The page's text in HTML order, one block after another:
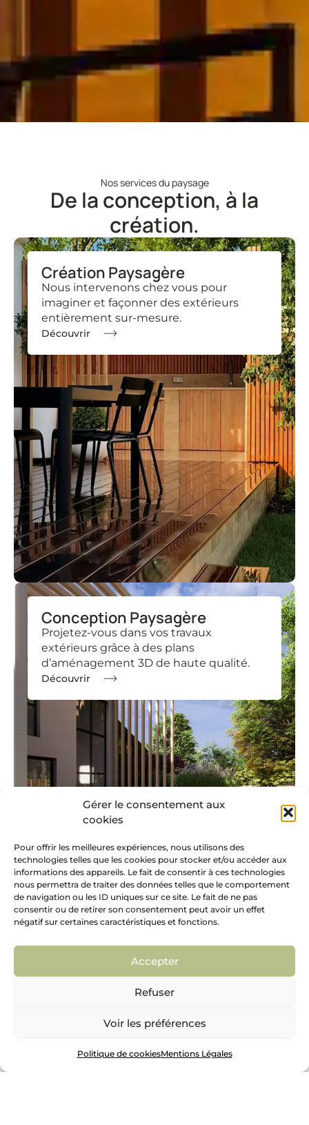
Gérer le consentement aux
cookies
Pour offrir les meilleures expériences, nous utilisons des
technologies telles que les cookies pour stocker et/ou accéder aux
informations des appareils. Le fait de consentir à ces technologies
nous permettra de traiter des données telles que le comportement
de navigation ou les ID uniques sur ce site. Le fait de ne pas
consentir ou de retirer son consentement peut avoir un effet
négatif sur certaines caractéristiques et fonctions.
Accepter
Refuser
Voir les préférences
Politique de cookiesMentions Légales
Nos services du paysage
De la conception, à la
création.
Création Paysagère
Nous intervenons chez vous pour
imaginer et façonner des extérieurs
entièrement sur-mesure.
Découvrir
Conception Paysagère
Projetez-vous dans vos travaux
extérieurs grâce à des plans
d’aménagement 3D de haute qualité.
Découvrir
Votre jardin
entièrement sur
mesure.